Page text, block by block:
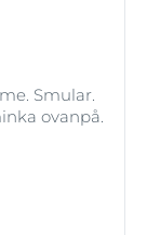
Smular.
ovanpå.